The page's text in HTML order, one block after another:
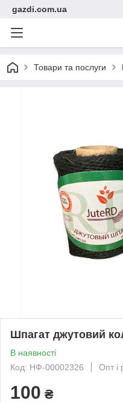
gazdi.com.ua
Товари та послуги
Шпагат джутовий
В наявності
Код: НФ-00002326
Опт і
100 ₴